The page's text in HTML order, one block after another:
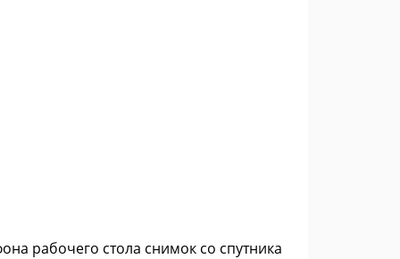
рабочего стола снимок со спутника